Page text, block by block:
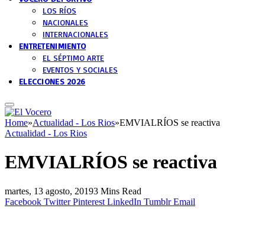
LOS RÍOS
NACIONALES
INTERNACIONALES
ENTRETENIMIENTO
EL SÉPTIMO ARTE
EVENTOS Y SOCIALES
ELECCIONES 2026
Home»Actualidad - Los Rios»EMVIALRÍOS se reactiva
Actualidad - Los Rios
EMVIALRÍOS se reactiva
martes, 13 agosto, 20193 Mins Read
Facebook Twitter Pinterest LinkedIn Tumblr Email